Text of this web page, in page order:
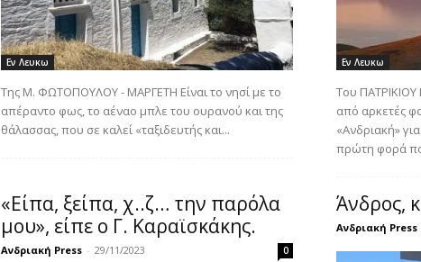
Εν Λευκω
Της Μ. ΦΩΤΟΠΟΥΛΟΥ - ΜΑΡΓΕΤΗ Είναι το νησί µε το
απέραντο φως, το αέναο µπλε του ουρανού και της
θάλασσας, που σε καλεί «ταξιδευτής και...
Εν Λευκω
Του
από αρκετές
«Ανδριακή»
πρώτη φορά
«Είπα, ξείπα, χ..ζ… την παρόλα
μου», είπε ο Γ. Καραϊσκάκης.
Ανδριακή Press - 29/11/2023 0
Άνδρος,
Ανδριακή Press